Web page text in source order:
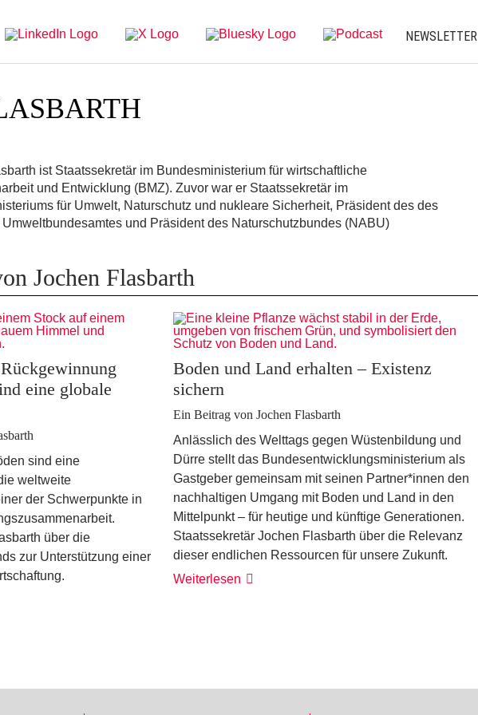
NEWSLETTER
ist Staatssekretär im Bundesministerium für wirtschaftliche
und Entwicklung (BMZ). Zuvor war er Staatssekretär im
für Umwelt, Naturschutz und nukleare Sicherheit, Präsident des des
Umweltbundesamtes und Präsident des Naturschutzbundes (NABU)
Jochen Flasbarth
eine globale
sind eine
weltweite
der Schwerpunkte in
über die
zur Unterstützung einer
Boden und Land erhalten – Existenz
sichern
Ein Beitrag von Jochen Flasbarth
Anlässlich des Welttags gegen Wüstenbildung und
Dürre stellt das Bundesentwicklungsministerium als
Gastgeber gemeinsam mit seinen Partner*innen den
nachhaltigen Umgang mit Boden und Land in den
Mittelpunkt – für heutige und künftige Generationen.
Staatssekretär Jochen Flasbarth über die Relevanz
dieser endlichen Ressourcen für unsere Zukunft.
Weiterlesen